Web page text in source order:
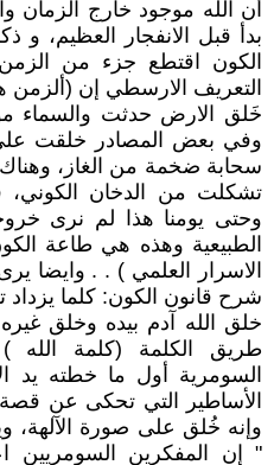
أن الله موجود خارج الزمان
بدأ قبل الانفجار العظيم، و
الكون اقتطع جزء من
التعريف الارسطي إن
خَلق الارض حدثت والسماء
وفي بعض المصادر خلقت
سحابة ضخمة من الغاز،
تشكلت من الدخان الكوني،
وحتى يومنا هذا لم نرى
الطبيعية وهذه هي طاعة
الاسرار العلمي ) . . وايضا
شرح قانون الكون: كلما يزداد
خلق الله آدم بيده وخلق
طريق الكلمة (كلمة الله
السومرية أول ما خطته يد
الأساطير التي تحكى عن
وإنه خُلق على صورة الآلهة،
" إن المفكرين السومريين